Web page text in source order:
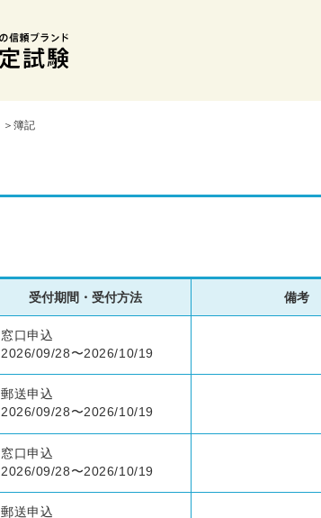
＞簿記
受付期間・受付方法 備考
窓口申込
2026/09/28〜2026/10/19
郵送申込
2026/09/28〜2026/10/19
窓口申込
2026/09/28〜2026/10/19
郵送申込